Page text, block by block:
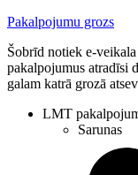
Pakalpojumu grozs
Šobrīd notiek e-
pakalpojumus atradīsi
galam katrā grozā
LMT
Sarunas